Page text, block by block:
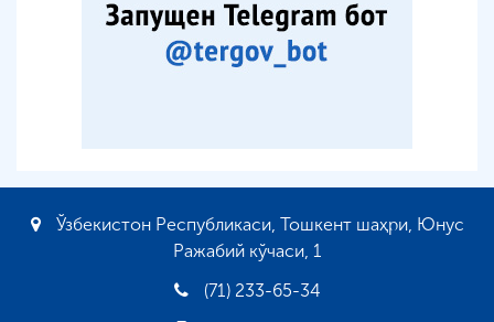
Ўзбекистон Республикаси, Тошкент шаҳри, Юнус
Ражабий кўчаси, 1
(71) 233-65-34